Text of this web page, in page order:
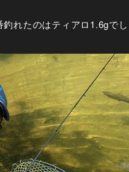
れたのはティアロ1.6gで